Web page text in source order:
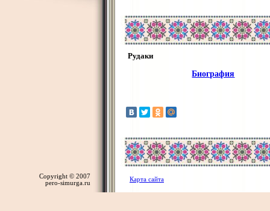
Рудаки
Биография
Copyright © 2007
pero-simurga.ru
Карта сайта